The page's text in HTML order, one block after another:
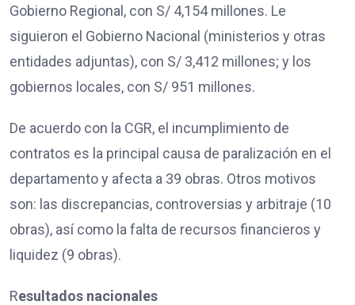
Gobierno Regional, con S/ 4,154 millones. Le
siguieron el Gobierno Nacional (ministerios y otras
entidades adjuntas), con S/ 3,412 millones; y los
gobiernos locales, con S/ 951 millones.
De acuerdo con la CGR, el incumplimiento de
contratos es la principal causa de paralización en el
departamento y afecta a 39 obras. Otros motivos
son: las discrepancias, controversias y arbitraje (10
obras), así como la falta de recursos financieros y
liquidez (9 obras).
Resultados nacionales